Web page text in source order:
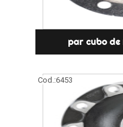
par cubo
Cod.:6453